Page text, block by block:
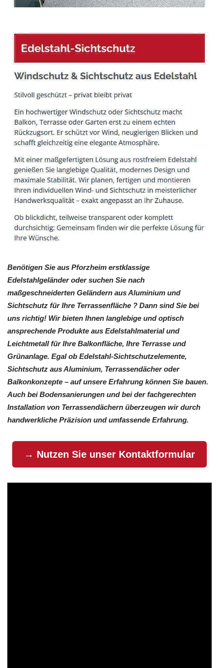
Benötigen Sie aus Pforzheim erstklassige
Edelstahlgeländer oder suchen Sie nach
maßgeschneiderten Geländern aus Aluminium und
Sichtschutz für Ihre Terrassenfläche ? Dann sind Sie bei
uns richtig! Wir bieten Ihnen langlebige und optisch
ansprechende Produkte aus Edelstahlmaterial und
Leichtmetall für Ihre Balkonfläche, Ihre Terrasse und
Grünanlage. Egal ob Edelstahl-Sichtschutzelemente,
Sichtschutz aus Aluminium, Terrassendächer oder
Balkonkonzepte – auf unsere Erfahrung können Sie bauen.
Auch bei Bodensanierungen und bei der fachgerechten
Installation von Terrassendächern überzeugen wir durch
handwerkliche Präzision und umfassende Erfahrung.
→ Nutzen Sie unser Kontaktformular